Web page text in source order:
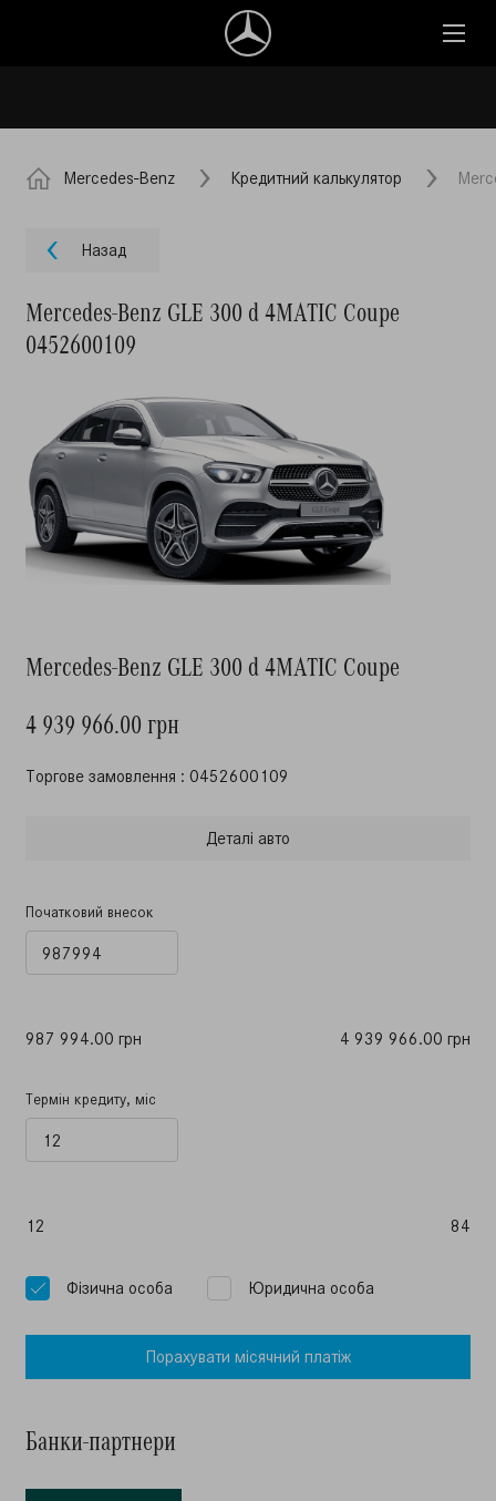
Mercedes-Benz Кредитний калькулятор
Назад
Mercedes-Benz GLE 300 d 4MATIC Coupe
0452600109
Mercedes-Benz GLE 300 d 4MATIC Coupe
4 939 966.00 грн
Торгове замовлення : 0452600109
Деталi авто
Початковий внесок
987 994.00 грн 4 939 966.00 грн
Термін кредиту, міс
12 84
Фiзична особа Юридична особа
Порахувати мiсячний платiж
Банки-партнери